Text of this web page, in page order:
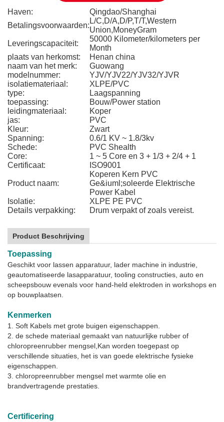
Haven:
Qingdao/Shanghai
Betalingsvoorwaarden:
L/C,D/A,D/P,T/T,Western
Union,MoneyGram
Leveringscapaciteit:
50000 Kilometer/kilometers per
Month
plaats van herkomst:
Henan china
naam van het merk:
Guowang
modelnummer:
YJV/YJV22/YJV32/YJVR
isolatiemateriaal:
XLPE/PVC
type:
Laagspanning
toepassing:
Bouw/Power station
leidingmateriaal:
Koper
jas:
PVC
Kleur:
Zwart
Spanning:
0.6/1 KV ~ 1.8/3kv
Schede:
PVC Shealth
Core:
1 ~ 5 Core en 3 + 1/3 + 2/4 + 1
Certificaat:
ISO9001
Product naam:
Koperen Kern PVC
Ge&iuml;soleerde Elektrische
Power Kabel
Isolatie:
XLPE PE PVC
Details verpakking:
Drum verpakt of zoals vereist.
Product Beschrijving
Toepassing
Geschikt voor lassen apparatuur, lader machine in industrie,
geautomatiseerde lasapparatuur, tooling constructies, auto en
scheepsbouw evenals voor hand-held elektroden in workshops en
op bouwplaatsen.
Kenmerken
1. Soft Kabels met grote buigen eigenschappen.
2. de schede materiaal gemaakt van natuurlijke rubber of
chloropreenrubber mengsel, Kan worden toegepast op
verschillende situaties, het is van goede elektrische fysieke
eigenschappen.
3. chloropreenrubber mengsel met warmte olie en
brandvertragende prestaties.
Certificering